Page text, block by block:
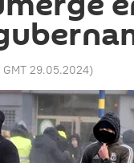
GMT 29.05.2024)